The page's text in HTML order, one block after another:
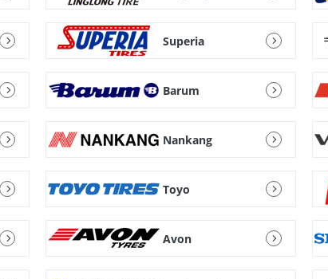
Superia
Barum
Nankang
Toyo
Avon